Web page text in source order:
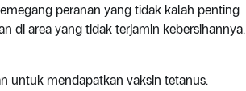
peranan yang tidak kalah penting
di area yang tidak terjamin kebersihannya,
untuk mendapatkan vaksin tetanus.